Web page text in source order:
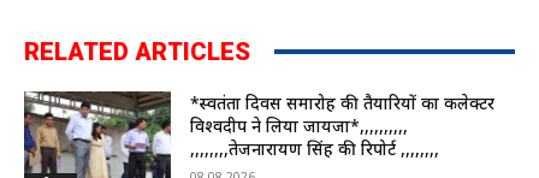
RELATED ARTICLES
*स्वतंत्रता दिवस समारोह की तैयारियों का कलेक्टर
विश्वदीप ने लिया जायजा*,,,,,,,,,,
,,,,,,,,तेजनारायण सिंह की रिपोर्ट ,,,,,,,,